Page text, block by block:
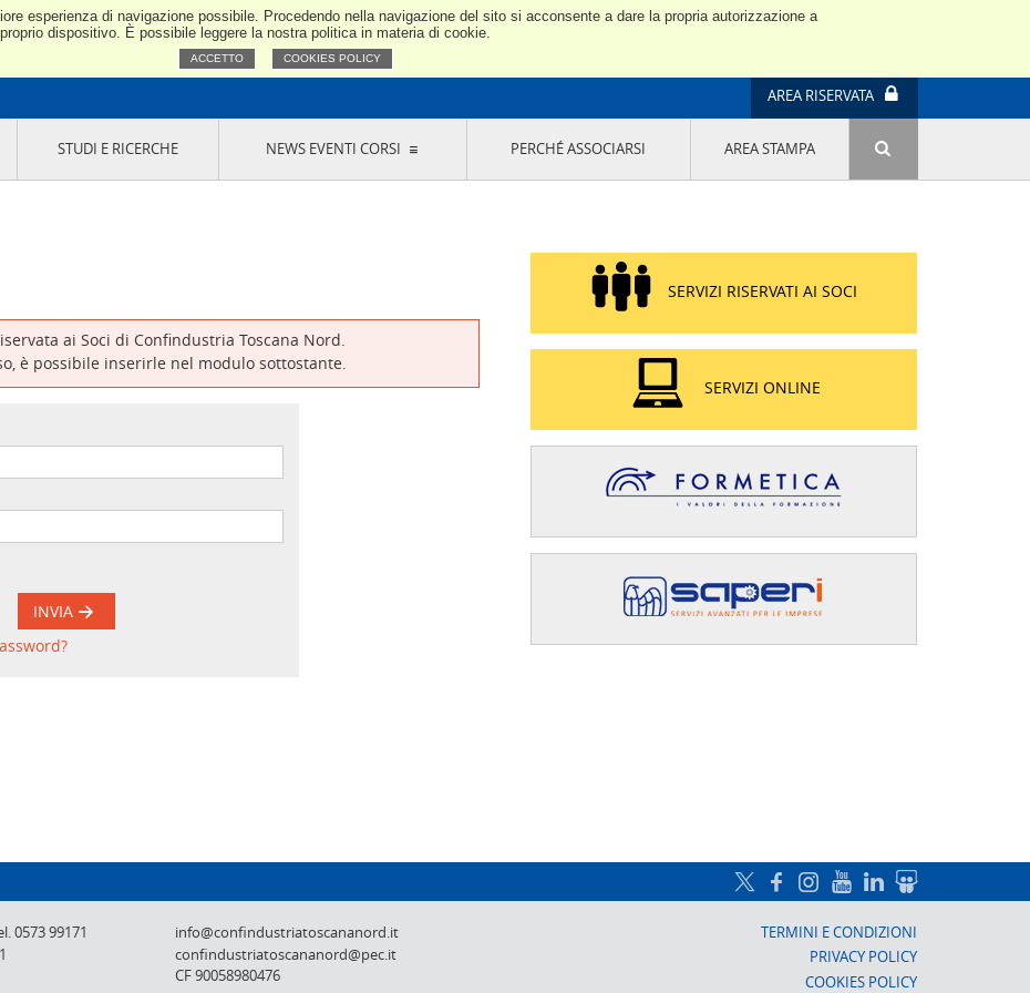
esperienza di navigazione possibile. Procedendo nella navigazione del sito si acconsente a dare la propria autorizzazione a
dispositivo. È possibile leggere la nostra politica in materia di cookie.
ACCETTO COOKIES POLICY
Confindustria Toscana Nord
AREA RISERVATA
DESIGNAZIONE
ORGANI DI CONTROLLO
COMITATO PICCOLA
INDUSTRIA
GRUPPI DI ACQUISTO
EDIZIONE
PROGETTO LU.ME.
IL MANAGER DELLA SOSTENIBILITÀ NEL
DISTRETTO TESSILE PRATESE
GRUPPO IMPRENDITORIA FEMMINILE
SOSTENIBILITÀ
STUDI E RICERCHE NEWS EVENTI CORSI PERCHÉ ASSOCIARSI AREA STAMPA
ai Soci di Confindustria Toscana Nord.
è possibile inserirle nel modulo sottostante.
INVIA
SERVIZI RISERVATI AI SOCI
SERVIZI ONLINE
0573 99171
info@confindustriatoscananord.it
confindustriatoscananord@pec.it
CF 90058980476
TERMINI E CONDIZIONI
PRIVACY POLICY
COOKIES POLICY